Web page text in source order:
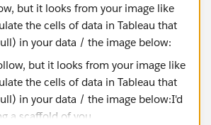
but it looks from your image like
the cells of data in Tableau that
in your data / the image below: